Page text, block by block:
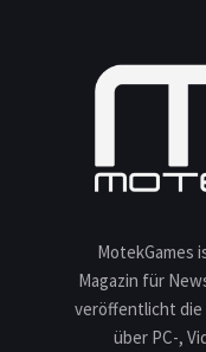
MotekGames
Magazin für
veröffentlicht die
über PC-,